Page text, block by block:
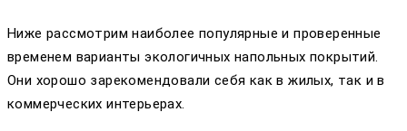
Ниже рассмотрим наиболее популярные и проверенные
временем варианты экологичных напольных покрытий.
Они хорошо зарекомендовали себя как в жилых, так и в
коммерческих интерьерах.